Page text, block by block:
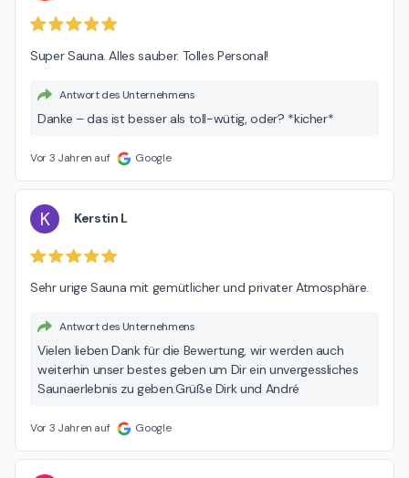
Super Sauna. Alles sauber. Tolles Personal!
Antwort des Unternehmens
Danke – das ist besser als toll-wütig, oder? *kicher*
Vor 3 Jahren auf Google
K Kerstin L
Sehr urige Sauna mit gemütlicher und privater Atmosphäre.
Antwort des Unternehmens
Vielen lieben Dank für die Bewertung, wir werden auch
weiterhin unser bestes geben um Dir ein unvergessliches
Saunaerlebnis zu geben.Grüße Dirk und André
Vor 3 Jahren auf Google